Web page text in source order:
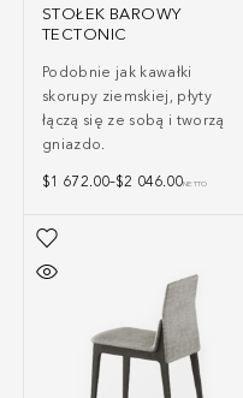
STOŁEK BAROWY
TECTONIC
Podobnie jak kawałki
skorupy ziemskiej, płyty
łączą się ze sobą i tworzą
gniazdo.
$1 672.00–$2 046.00NETTO